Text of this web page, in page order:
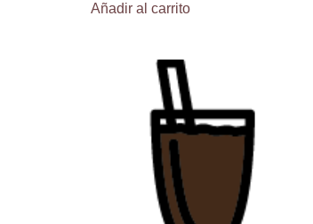
Añadir al carrito